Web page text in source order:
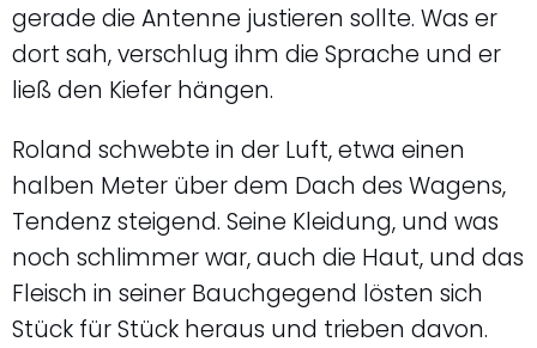
gerade die Antenne justieren sollte. Was er
dort sah, verschlug ihm die Sprache und er
ließ den Kiefer hängen.
Roland schwebte in der Luft, etwa einen
halben Meter über dem Dach des Wagens,
Tendenz steigend. Seine Kleidung, und was
noch schlimmer war, auch die Haut, und das
Fleisch in seiner Bauchgegend lösten sich
Stück für Stück heraus und trieben davon.